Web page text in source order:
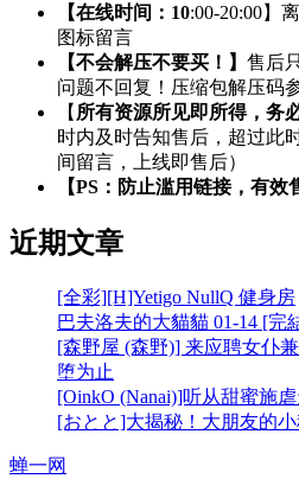
【在线时间：10:00-20:00】
图标留言
【不会解压不要买！】 售后
问题不回复！压缩包解压码
【 所有资源所见即所得，务
时内及时告知售后，超过此
间留言，上线即售后）
【PS：防止滥用链接，有效
近期文章
[全彩][H]Yetigo NullQ 健身房
巴夫洛夫的大貓貓 01-14 [完
[森野屋 (森野)] 来应聘女仆
堕为止
[OinkO (Nanai)]听从甜蜜施
[おとと]大揭秘！大朋友的
蝉一网